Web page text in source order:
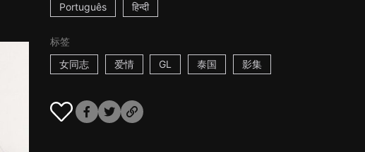
Português हिन्दी
标签
女同志
爱情 GL 泰国 影集